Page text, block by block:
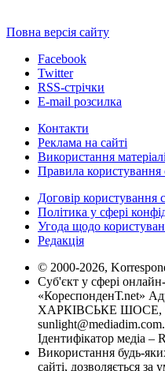
Повна версія сайту
Facebook
Twitter
RSS-стрічки
E-mail розсилка
Контакти
Реклама на сайті
Використання
Правила користування
Договір користування
Політика у сфері
Угода щодо
Редакція
© 2000-2026,
Суб'єкт у сфері
«КореспонденТ.net»
ХАРКІВСЬКЕ ШОСЕ,
Ідентифікатор медіа –
Використання будь-
сайті, дозволяється